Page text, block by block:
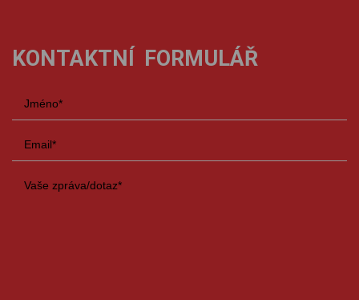
KONTAKTNÍ FORMULÁŘ